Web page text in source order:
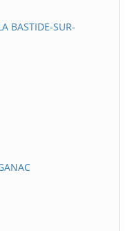
BASTIDE-SUR-